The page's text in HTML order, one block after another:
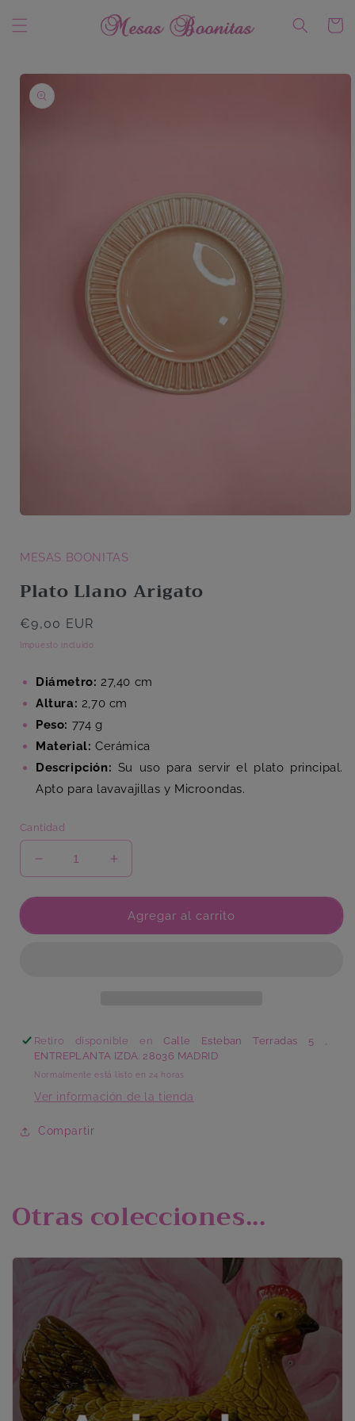
directamente
al contenido
Carrito
directamente
a la
información
1
ventana
MESAS BOONITAS
Plato Llano Arigato
Precio
habitual
€9,00 EUR
Impuesto incluido.
Diámetro: 27,40 cm
Altura: 2,70 cm
Peso: 774 g
Material: Cerámica
Descripción: Su uso para servir el plato principal.
Apto para lavavajillas y Microondas.
Cantidad
Reducir
cantidad
para
Llano
Aumentar
cantidad
para
Plato
Llano
Agregar al carrito
Retiro disponible enCalle Esteban Terradas 5 ,
ENTREPLANTA IZDA. 28036 MADRID
Normalmente está listo en 24 horas
Ver información de la tienda
Compartir
Otras colecciones...